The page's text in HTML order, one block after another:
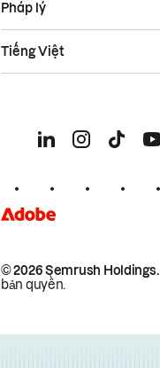
© 2026 Semrush Holdings.
bản quyền.
Pháp lý
Tiếng Việt